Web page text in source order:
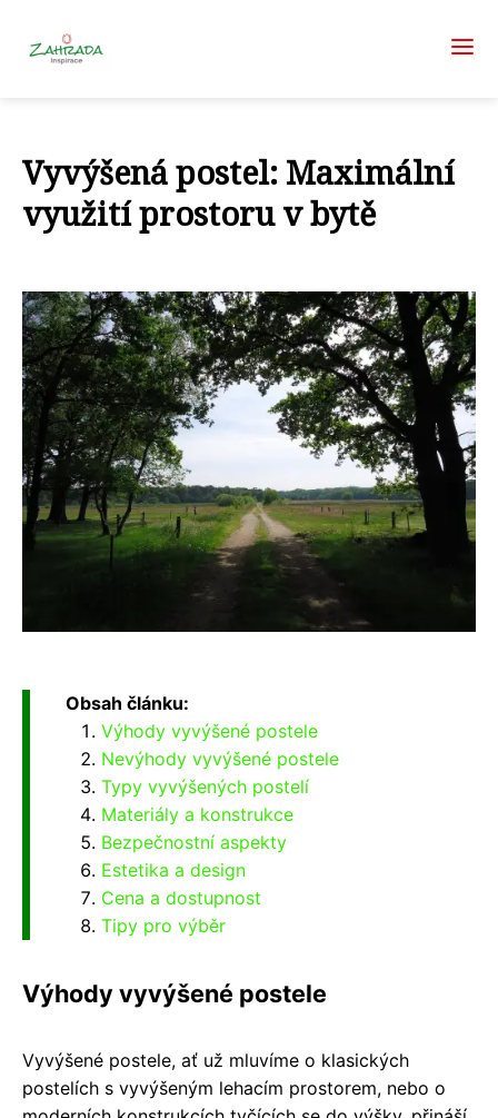
Vyvýšená postel: Maximální
využití prostoru v bytě
Obsah článku:
Výhody vyvýšené postele
Nevýhody vyvýšené postele
Typy vyvýšených postelí
Materiály a konstrukce
Bezpečnostní aspekty
Estetika a design
Cena a dostupnost
Tipy pro výběr
Výhody vyvýšené postele
Vyvýšené postele, ať už mluvíme o klasických
postelích s vyvýšeným lehacím prostorem, nebo o